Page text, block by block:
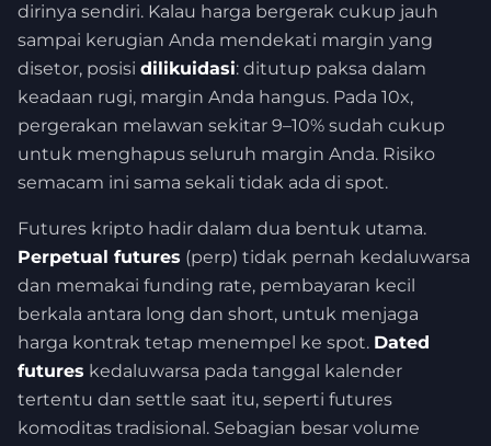
dirinya sendiri. Kalau harga bergerak cukup jauh
sampai kerugian Anda mendekati margin yang
disetor, posisi dilikuidasi: ditutup paksa dalam
keadaan rugi, margin Anda hangus. Pada 10x,
pergerakan melawan sekitar 9–10% sudah cukup
untuk menghapus seluruh margin Anda. Risiko
semacam ini sama sekali tidak ada di spot.
Futures kripto hadir dalam dua bentuk utama.
Perpetual futures (perp) tidak pernah kedaluwarsa
dan memakai funding rate, pembayaran kecil
berkala antara long dan short, untuk menjaga
harga kontrak tetap menempel ke spot. Dated
futures kedaluwarsa pada tanggal kalender
tertentu dan settle saat itu, seperti futures
komoditas tradisional. Sebagian besar volume